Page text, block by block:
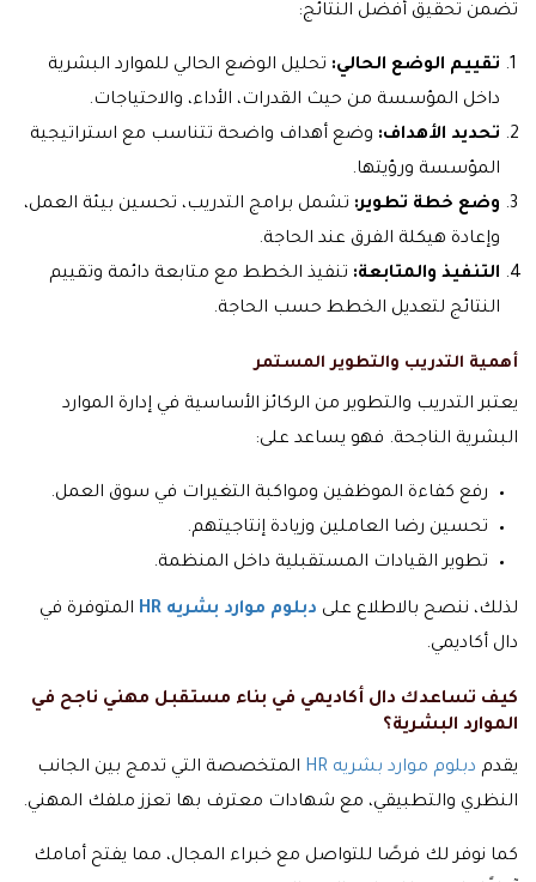
تضمن تحقيق أفضل النتائج:
تقييم الوضع الحالي: تحليل الوضع الحالي للموارد البشرية
داخل المؤسسة من حيث القدرات، الأداء، والاحتياجات.
تحديد الأهداف: وضع أهداف واضحة تتناسب مع استراتيجية
المؤسسة ورؤيتها.
وضع خطة تطوير: تشمل برامج التدريب، تحسين بيئة العمل،
وإعادة هيكلة الفرق عند الحاجة.
التنفيذ والمتابعة: تنفيذ الخطط مع متابعة دائمة وتقييم
النتائج لتعديل الخطط حسب الحاجة.
أهمية التدريب والتطوير المستمر
يعتبر التدريب والتطوير من الركائز الأساسية في إدارة الموارد
البشرية الناجحة. فهو يساعد على:
رفع كفاءة الموظفين ومواكبة التغيرات في سوق العمل.
تحسين رضا العاملين وزيادة إنتاجيتهم.
تطوير القيادات المستقبلية داخل المنظمة.
لذلك، ننصح بالاطلاع على دبلوم موارد بشريه HR
المتوفرة في
دال أكاديمي.
كيف تساعدك دال أكاديمي في بناء مستقبل مهني ناجح في
الموارد البشرية؟
يقدم دبلوم موارد بشريه HR
المتخصصة التي تدمج بين الجانب
النظري والتطبيقي، مع شهادات معترف بها تعزز ملفك المهني.
كما نوفر لك فرصًا للتواصل مع خبراء المجال، مما يفتح أمامك